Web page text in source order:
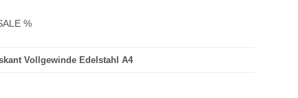
%
Vollgewinde Edelstahl A4